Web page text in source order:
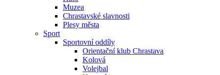
Muzea
Chrastavské slavnosti
Plesy města
Sport
Sportovní oddíly
Orientační klub Chrastava
Kolová
Volejbal